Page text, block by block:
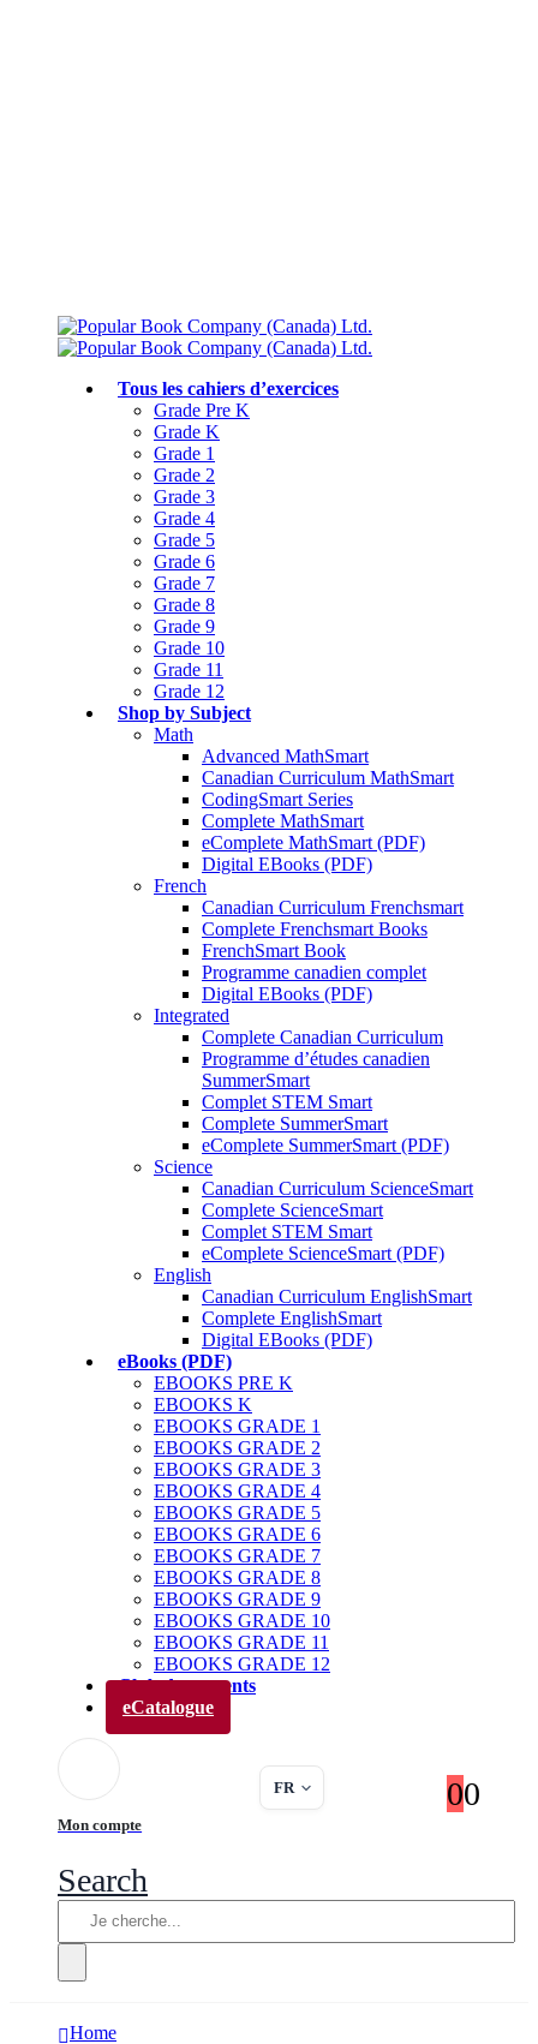
Tous les cahiers d’exercices
Grade Pre K
Grade K
Grade 1
Grade 2
Grade 3
Grade 4
Grade 5
Grade 6
Grade 7
Grade 8
Grade 9
Grade 10
Grade 11
Grade 12
Shop by Subject
Math
Advanced MathSmart
Canadian Curriculum MathSmart
CodingSmart Series
Complete MathSmart
eComplete MathSmart (PDF)
Digital EBooks (PDF)
French
Canadian Curriculum Frenchsmart
Complete Frenchsmart Books
FrenchSmart Book
Programme canadien complet
Digital EBooks (PDF)
Integrated
Complete Canadian Curriculum
Programme d’études canadien
SummerSmart
Complet STEM Smart
Complete SummerSmart
eComplete SummerSmart (PDF)
Science
Canadian Curriculum ScienceSmart
Complete ScienceSmart
Complet STEM Smart
eComplete ScienceSmart (PDF)
English
Canadian Curriculum EnglishSmart
Complete EnglishSmart
Digital EBooks (PDF)
eBooks (PDF)
EBOOKS PRE K
EBOOKS K
EBOOKS GRADE 1
EBOOKS GRADE 2
EBOOKS GRADE 3
EBOOKS GRADE 4
EBOOKS GRADE 5
EBOOKS GRADE 6
EBOOKS GRADE 7
EBOOKS GRADE 8
EBOOKS GRADE 9
EBOOKS GRADE 10
EBOOKS GRADE 11
EBOOKS GRADE 12
Club des parents
eCatalogue
Mon compte
FR 00
Search
Home